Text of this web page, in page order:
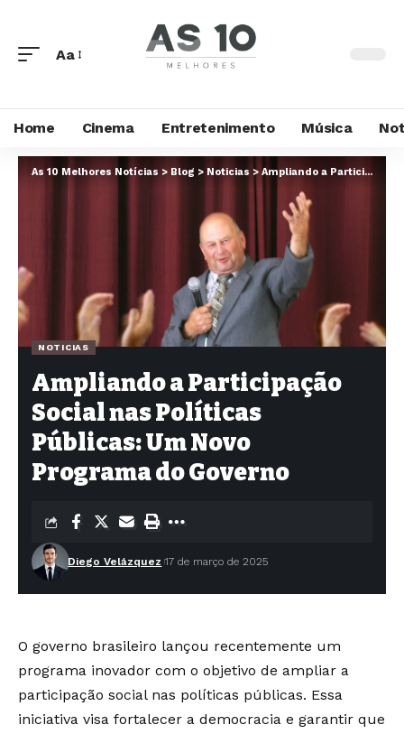
Aa
Home Cinema Entretenimento Música
As 10 Melhores Notícias > Blog > Noticias > Ampliando a Participação Social nas Políticas Públicas: Um Novo Programa do Governo
NOTICIAS
Ampliando a Participação
Social nas Políticas
Públicas: Um Novo
Programa do Governo
Diego Velázquez 17 de março de 2025
O governo brasileiro lançou recentemente um
programa inovador com o objetivo de ampliar a
participação social nas políticas públicas. Essa
iniciativa visa fortalecer a democracia e garantir que